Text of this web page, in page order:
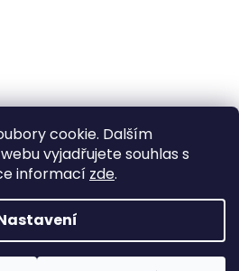
cookie. Dalším
vyjadřujete souhlas s
informací zde.
Výstaviště. Všechna práva